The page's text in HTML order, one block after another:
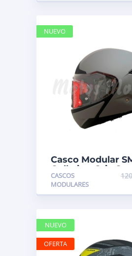
Casco Modular
Gullwing Gris
Mate
CASCOS
MODULARES
NUEVO
NUEVO
OFERTA